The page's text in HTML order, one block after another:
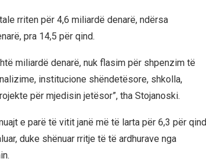
rriten për 4,6 miliardë denarë, ndërsa
pra 14,5 për qind.
miliardë denarë, nuk flasim për shpenzim të
institucione shëndetësore, shkolla,
për mjedisin jetësor”, tha Stojanoski.
e parë të vitit janë më të larta për 6,3 për qind
duke shënuar rritje të të ardhurave nga